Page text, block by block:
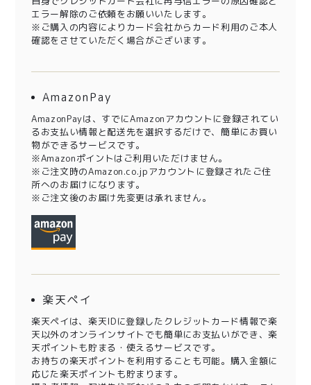
エラー解除のご依頼をお願いいたします。
※ご購入の内容によりカード会社からカード利用のご本人
確認をさせていただく場合がございます。
AmazonPay
AmazonPayは、すでにAmazonアカウントに登録されてい
るお支払い情報と配送先を選択するだけで、簡単にお買い
物ができるサービスです。
※Amazonポイントはご利用いただけません。
※ご注文時のAmazon.co.jpアカウントに登録されたご住
所へのお届けになります。
※ご注文後のお届け先変更は承れません。
楽天ペイ
楽天ペイは、楽天IDに登録したクレジットカード情報で楽
天以外のオンラインサイトでも簡単にお支払いができ、楽
天ポイントも貯まる・使えるサービスです。
お持ちの楽天ポイントを利用することも可能。購入金額に
応じた楽天ポイントも貯まります。